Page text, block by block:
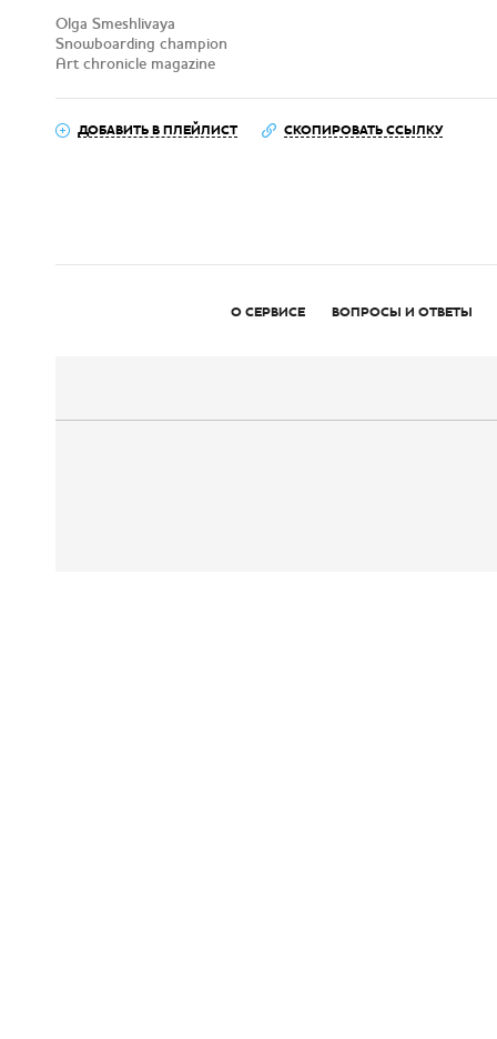
Olga Smeshlivaya
Snowboarding champion
Art chronicle magazine
ДОБАВИТЬ В ПЛЕЙЛИСТ СКОПИРОВАТЬ ССЫЛКУ
О СЕРВИСЕ ВОПРОСЫ И ОТВЕТЫ